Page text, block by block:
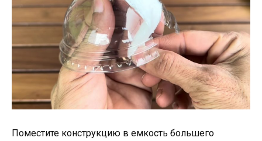
Поместите конструкцию в емкость большего